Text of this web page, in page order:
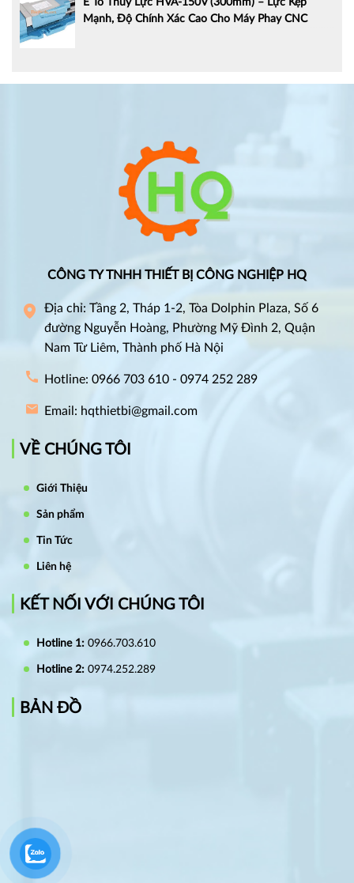
Ê Tô Thủy Lực HVA-150V (300mm) – Lực Kẹp
Mạnh, Độ Chính Xác Cao Cho Máy Phay CNC
CÔNG TY TNHH THIẾT BỊ CÔNG NGHIỆP HQ
Địa chỉ: Tầng 2, Tháp 1-2, Tòa Dolphin Plaza, Số 6
đường Nguyễn Hoàng, Phường Mỹ Đình 2, Quận
Nam Từ Liêm, Thành phố Hà Nội
Hotline: 0966 703 610 - 0974 252 289
Email: hqthietbi@gmail.com
VỀ CHÚNG TÔI
Giới Thiệu
Sản phẩm
Tin Tức
Liên hệ
KẾT NỐI VỚI CHÚNG TÔI
Hotline 1: 0966.703.610
Hotline 2: 0974.252.289
BẢN ĐỒ